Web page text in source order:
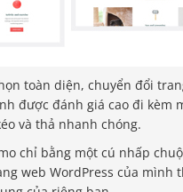
toàn diện, chuyển đổi
được đánh giá cao đi kèm
và thả nhanh chóng.
chỉ bằng một cú nhấp
web WordPress của